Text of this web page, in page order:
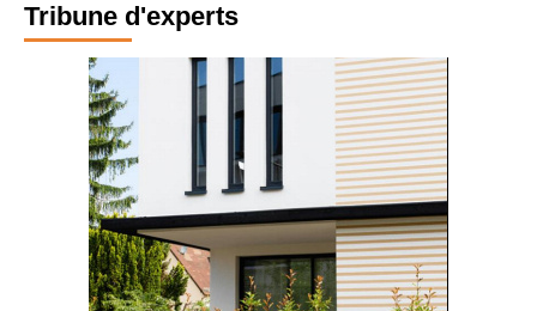
Tribune d'experts